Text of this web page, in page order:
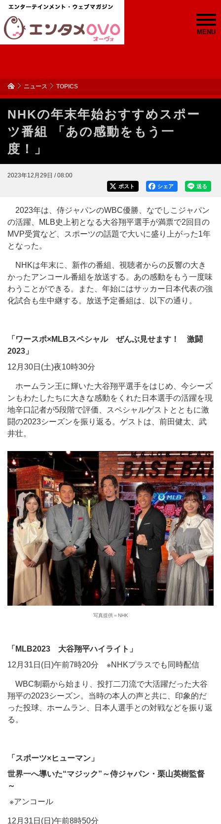
MENU
ニュース TOPICS
NHKの年末年始おすすめスポー
ツ番組 「あの感動をもう一
度！」
2023年12月29日 / 08:00
送る
シェア
ポスト
2023年は、侍ジャパンのWBC優勝、なでしこジャパン
の活躍、MLB史上初となる大谷翔平選手が満票で2回目の
MVP受賞など、スポーツの話題で大いに盛り上がった1年
となった。
NHKは年末に、新作の番組、視聴者からの反響の大き
かったアンコール番組を放送する。あの感動をもう一度味
わうことができる。また、年始にはサッカー日本代表の強
化試合も生中継する。放送予定番組は、以下の通り。
「ワースポ×MLBスペシャル ぜんぶ見せます！ 激闘
2023」
12月30日(土)夜10時30分
ホームラン王に輝いた大谷翔平選手をはじめ、今シーズ
ンもわたしたちに大きな感動をくれた日本選手の活躍を現
地辛口記者が5段階で評価、スペシャルゲストとともに激
闘の2023シーズンを振り返る。ゲストは、前田健太、武
井壮。
写真提供＝NHK
「MLB2023 大谷翔平ハイライト」
12月31日(日)午前7時20分 ※NHKプラスでも同時配信
WBC制覇から始まり、投打二刀流で大活躍だった大谷
翔平の2023シーズン。当時の本人の声と共に、印象的だ
った投球、ホームラン、日本人選手との対戦などを振り返
る。
「スポーツ×ヒューマン」
世界一へ導いた“マジック”～侍ジャパン・栗山英樹監督
～
※アンコール
12月31日(日)午前8時50分